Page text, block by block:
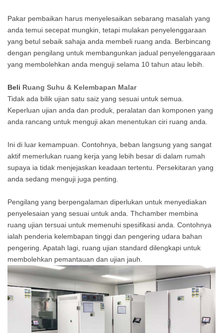
Pakar pembaikan harus menyelesaikan sebarang masalah yang
anda temui secepat mungkin, tetapi mulakan penyelenggaraan
yang betul sebaik sahaja anda membeli ruang anda. Berbincang
dengan pengilang untuk membangunkan jadual penyelenggaraan
yang membolehkan anda menguji selama 10 tahun atau lebih.
Beli Ruang Suhu & Kelembapan Malar
Tidak ada bilik ujian satu saiz yang sesuai untuk semua.
Keperluan ujian anda dan produk, peralatan dan komponen yang
anda rancang untuk menguji akan menentukan ciri ruang anda.
Ini di luar kemampuan. Contohnya, beban langsung yang sangat
aktif memerlukan ruang kerja yang lebih besar di dalam rumah
supaya ia tidak menjejaskan keadaan tertentu. Persekitaran yang
anda sedang menguji juga penting.
Pengilang yang berpengalaman diperlukan untuk menyediakan
penyelesaian yang sesuai untuk anda. Thchamber membina
ruang ujian tersuai untuk memenuhi spesifikasi anda. Contohnya
ialah penderia kelembapan tinggi dan pengering udara bahan
pengering. Apatah lagi, ruang ujian standard dilengkapi untuk
membolehkan pemantauan dan ujian jauh.